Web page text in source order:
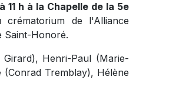
h à la Chapelle de la 5e
de l'Alliance
Saint-Honoré.
Henri-Paul (Marie-
Tremblay), Hélène